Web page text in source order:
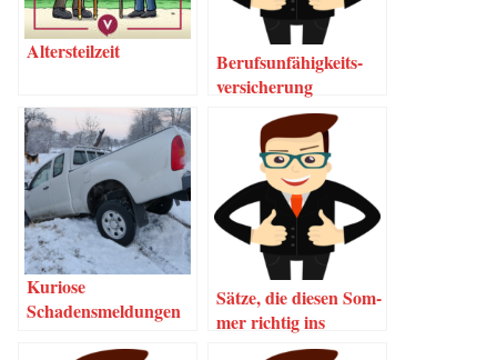
Alters­teil­zeit
Berufs­un­fä­hig­keits­
ver­si­che­rung
Kurio­se
Schadensmeldungen
Sät­ze, die die­sen Som­
mer rich­tig ins
Geld gehen